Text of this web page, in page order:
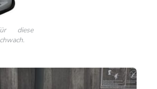
diese